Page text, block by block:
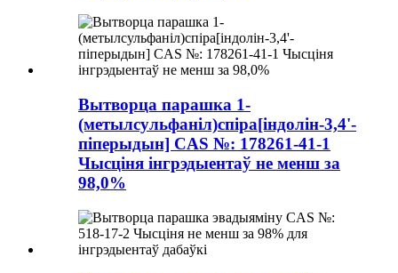
Вытворца парашка 1-
(метылсульфаніл)спіра[індолін-3,4'-
піперыдын] CAS №: 178261-41-1
Чысціня інгрэдыентаў не менш за
98,0%